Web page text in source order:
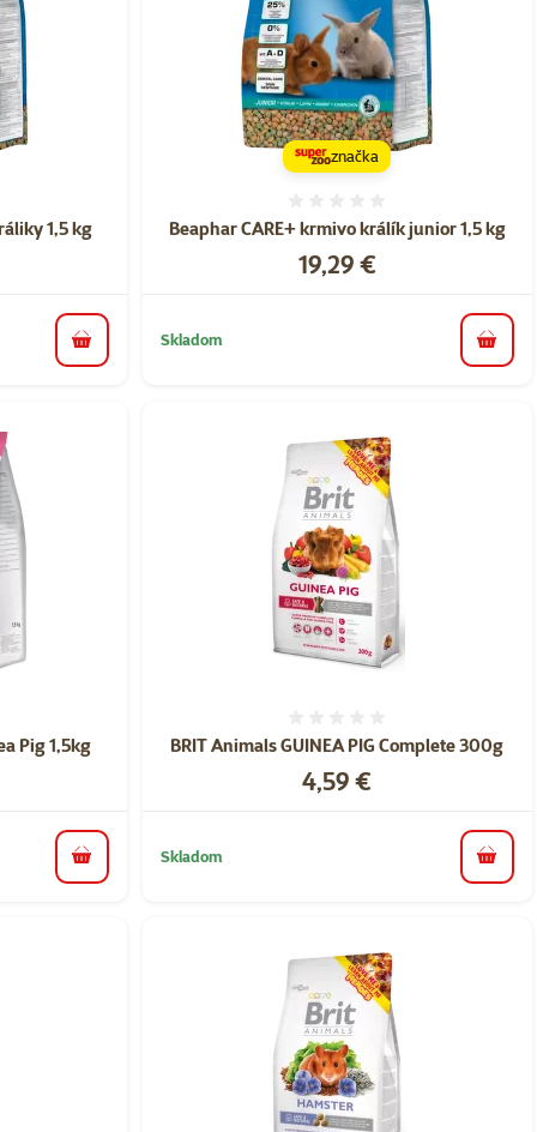
1,5 kg
do košíka
Beaphar CARE+ krmivo králík junior 1,5 kg
Cena
19,29 €
značka
Skladom do
Pig 1,5kg
do košíka
BRIT Animals GUINEA PIG Complete 300g
Cena
4,59 €
Skladom do